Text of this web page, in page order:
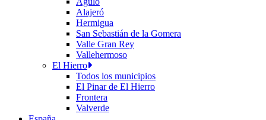
Alajeró
Hermigua
San Sebastián de la Gomera
Valle Gran Rey
Vallehermoso
El Hierro
Todos los municipios
El Pinar de El Hierro
Frontera
Valverde